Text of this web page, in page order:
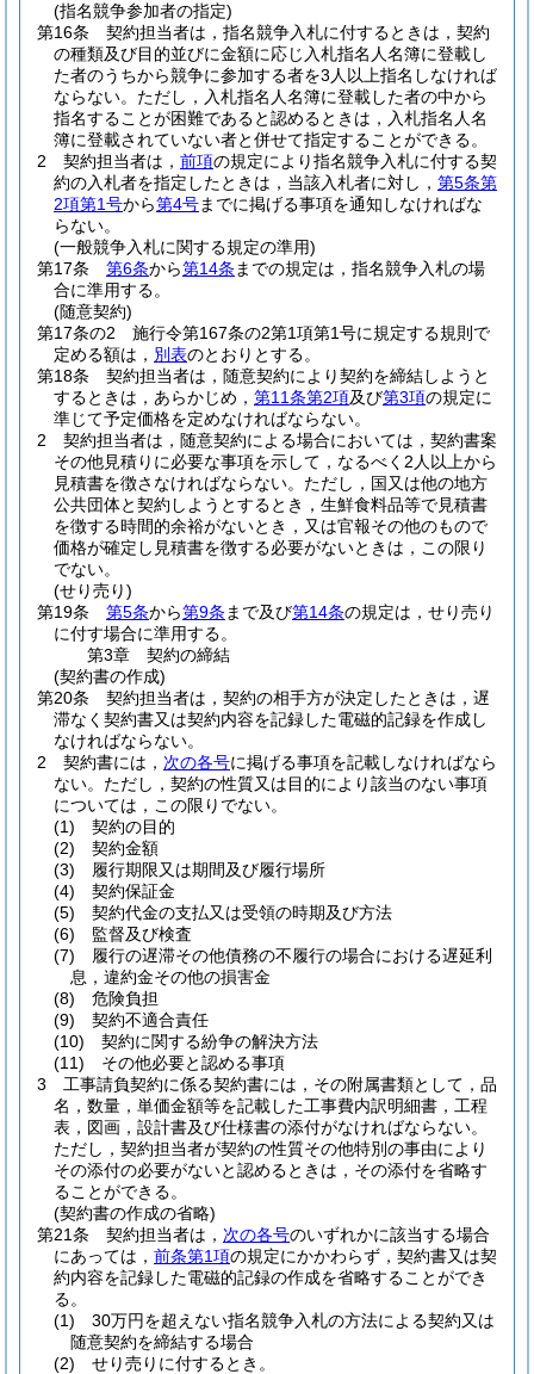
(指名競争参加者の指定)
第16条
契約担当者は，指名競争入札に付するときは，契約
の種類及び目的並びに金額に応じ入札指名人名簿に登載し
た者のうちから競争に参加する者を3人以上指名しなければ
ならない。 ただし，入札指名人名簿に登載した者の中から
指名することが困難であると認めるときは，入札指名人名
簿に登載されていない者と併せて指定することができる。
2
契約担当者は， 前項の規定により指名競争入札に付する契
約の入札者を指定したときは，当該入札者に対し， 第5条第
2項第1号から第4号までに掲げる事項を通知しなければな
らない。
(一般競争入札に関する規定の準用)
第17条
第6条から第14条 までの規定は，指名競争入札の場
合に準用する。
(随意契約)
第17条の2
施行令第167条の2第1項第1号に規定する規則で
定める額は， 別表のとおりとする。
第18条
契約担当者は，随意契約により契約を締結しようと
するときは，あらかじめ， 第11条第2項及び第3項の規定に
準じて予定価格を定めなければならない。
2
契約担当者は，随意契約による場合においては，契約書案
その他見積りに必要な事項を示して，なるべく2人以上から
見積書を徴さなければならない。 ただし，国又は他の地方
公共団体と契約しようとするとき，生鮮食料品等で見積書
を徴する時間的余裕がないとき，又は官報その他のもので
価格が確定し見積書を徴する必要がないときは，この限り
でない。
(せり売り)
第19条
第5条から第9条 まで及び第14条の規定は，せり売り
に付す場合に準用する。
第3章
契約の締結
(契約書の作成)
第20条
契約担当者は，契約の相手方が決定したときは，遅
滞なく契約書又は契約内容を記録した電磁的記録を作成し
なければならない。
2
契約書には， 次の各号に掲げる事項を記載しなければなら
ない。 ただし，契約の性質又は目的により該当のない事項
については，この限りでない。
(1)
契約の目的
(2)
契約金額
(3)
履行期限又は期間及び履行場所
(4)
契約保証金
(5)
契約代金の支払又は受領の時期及び方法
(6)
監督及び検査
(7)
履行の遅滞その他債務の不履行の場合における遅延利
息，違約金その他の損害金
(8)
危険負担
(9)
契約不適合責任
(10)
契約に関する紛争の解決方法
(11)
その他必要と認める事項
3
工事請負契約に係る契約書には，その附属書類として，品
名，数量，単価金額等を記載した工事費内訳明細書，工程
表，図画，設計書及び仕様書の添付がなければならない。
ただし，契約担当者が契約の性質その他特別の事由により
その添付の必要がないと認めるときは，その添付を省略す
ることができる。
(契約書の作成の省略)
第21条
契約担当者は， 次の各号のいずれかに該当する場合
にあっては， 前条第1項の規定にかかわらず，契約書又は契
約内容を記録した電磁的記録の作成を省略することができ
る。
(1)
30万円を超えない指名競争入札の方法による契約又は
随意契約を締結する場合
(2)
せり売りに付するとき。